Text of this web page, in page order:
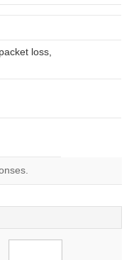
loss,